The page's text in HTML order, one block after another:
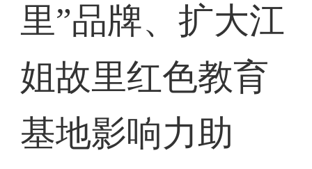
里”品牌、扩大江
姐故里红色教育
基地影响力助